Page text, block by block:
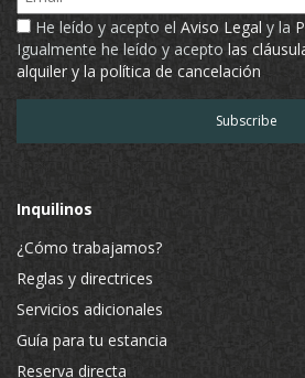
He leído y acepto el Aviso Legal y la
Igualmente he leído y acepto las
alquiler y la política de cancelación
Inquilinos
¿Cómo trabajamos?
Reglas y directrices
Servicios adicionales
Guía para tu estancia
Reserva directa